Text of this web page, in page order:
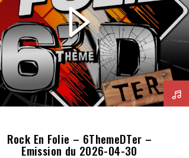
Rock En Folie – 6ThemeDTer –
Emission du 2026-04-30